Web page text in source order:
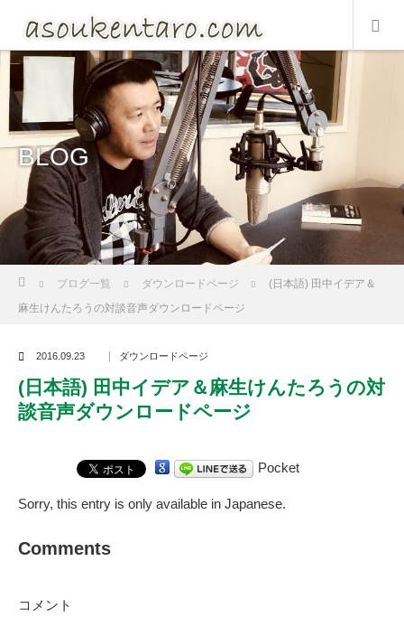
BLOG
ブログ一覧 ダウンロードページ
(日本語) 田中イデア＆
麻生けんたろうの対談音声ダウンロードページ
2016.09.23 ダウンロードページ
(日本語) 田中イデア＆麻生けんたろうの対
談音声ダウンロードページ
Pocket
Sorry, this entry is only available in Japanese.
Comments
コメント